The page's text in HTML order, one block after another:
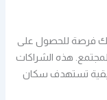
فرصة للحصول على
هذه الشراكات
تستهدف سكان